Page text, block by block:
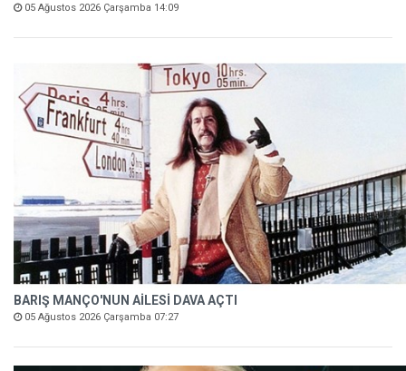
05 Ağustos 2026 Çarşamba 14:09
BARIŞ MANÇO'NUN AİLESİ DAVA AÇTI
05 Ağustos 2026 Çarşamba 07:27